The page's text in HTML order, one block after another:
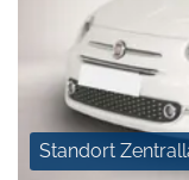
Standort